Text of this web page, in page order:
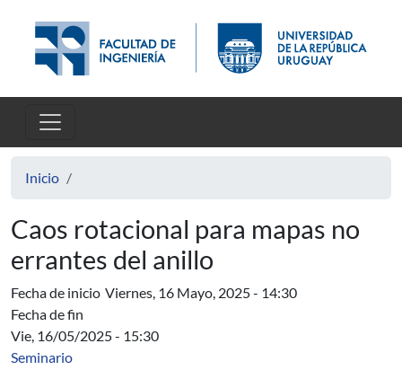
Inicio
Caos rotacional para mapas no
errantes del anillo
Fecha de inicio Viernes, 16 Mayo, 2025 - 14:30
Fecha de fin
Vie, 16/05/2025 - 15:30
Seminario